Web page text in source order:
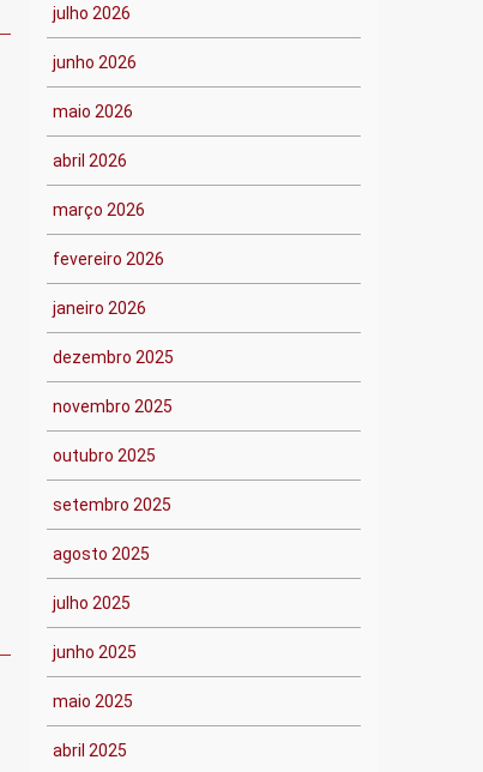
julho 2026
junho 2026
maio 2026
abril 2026
março 2026
fevereiro 2026
janeiro 2026
dezembro 2025
novembro 2025
outubro 2025
setembro 2025
agosto 2025
julho 2025
junho 2025
maio 2025
abril 2025